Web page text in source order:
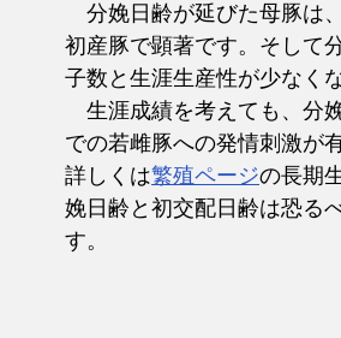
分娩日齢が延びた母豚は
初産豚で顕著です。そして
子数と生涯生産性が少なく
生涯成績を考えても、分
での若雌豚への発情刺激が
詳しくは繁殖ページの長期
娩日齢と初交配日齢は恐る
す。